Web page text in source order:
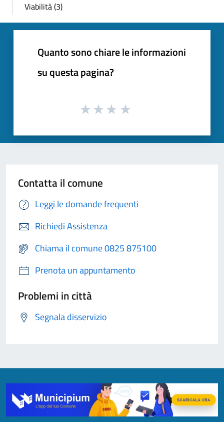
Viabilità (3)
Quanto sono chiare le informazioni
su questa pagina?
Contatta il comune
Leggi le domande frequenti
Richiedi Assistenza
Chiama il comune 0825 875100
Prenota un appuntamento
Problemi in città
Segnala disservizio